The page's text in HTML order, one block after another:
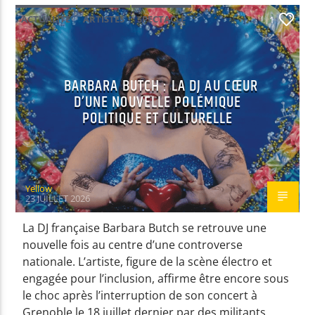
EN CE MOMENT
HURT
ONEREPUBLIC
EMISSION EN COURS
NON-STOP MUSIC
09:00 11:59
UPCOMING SHOW
NON-STOP MUSIC
12:00 13:59
ACTUALITÉ ARTISTES SPECTACLE 1
BARBARA BUTCH : LA DJ AU CŒUR
D’UNE NOUVELLE POLÉMIQUE
POLITIQUE ET CULTURELLE
Yellow
23 JUILLET 2026
La DJ française Barbara Butch se retrouve une
nouvelle fois au centre d’une controverse
nationale. L’artiste, figure de la scène électro et
engagée pour l’inclusion, affirme être encore sous
le choc après l’interruption de son concert à